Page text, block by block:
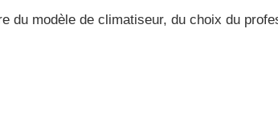
modèle de climatiseur, du choix du